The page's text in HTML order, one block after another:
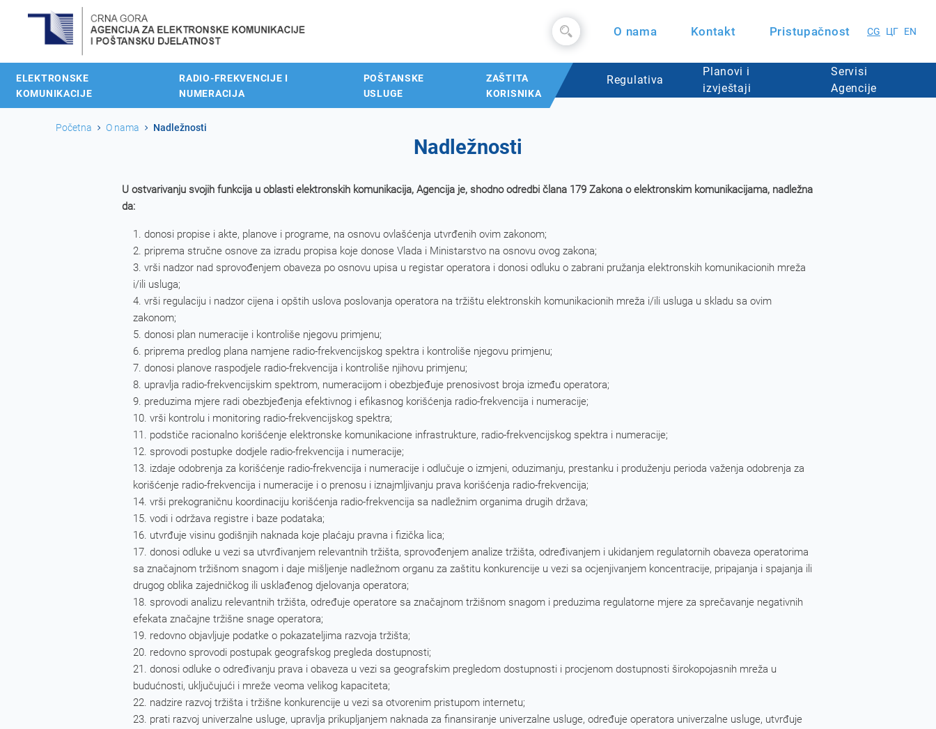
O nama Kontakt Pristupačnost CG ЦГ EN
ELEKTRONSKE
KOMUNIKACIJE
RADIO-FREKVENCIJE I
NUMERACIJA
POŠTANSKE
USLUGE
ZAŠTITA
KORISNIKA
Regulativa
Planovi i
izvještaji
Servisi
Agencije
Početna O nama Nadležnosti
Nadležnosti
U ostvarivanju svojih funkcija u oblasti elektronskih komunikacija, Agencija je, shodno odredbi člana 179 Zakona o elektronskim komunikacijama, nadležna
da:
donosi propise i akte, planove i programe, na osnovu ovlašćenja utvrđenih ovim zakonom;
priprema stručne osnove za izradu propisa koje donose Vlada i Ministarstvo na osnovu ovog zakona;
vrši nadzor nad sprovođenjem obaveza po osnovu upisa u registar operatora i donosi odluku o zabrani pružanja elektronskih komunikacionih mreža
i/ili usluga;
vrši regulaciju i nadzor cijena i opštih uslova poslovanja operatora na tržištu elektronskih komunikacionih mreža i/ili usluga u skladu sa ovim
zakonom;
donosi plan numeracije i kontroliše njegovu primjenu;
priprema predlog plana namjene radio-frekvencijskog spektra i kontroliše njegovu primjenu;
donosi planove raspodjele radio-frekvencija i kontroliše njihovu primjenu;
upravlja radio-frekvencijskim spektrom, numeracijom i obezbjeđuje prenosivost broja između operatora;
preduzima mjere radi obezbjeđenja efektivnog i efikasnog korišćenja radio-frekvencija i numeracije;
vrši kontrolu i monitoring radio-frekvencijskog spektra;
podstiče racionalno korišćenje elektronske komunikacione infrastrukture, radio-frekvencijskog spektra i numeracije;
sprovodi postupke dodjele radio-frekvencija i numeracije;
izdaje odobrenja za korišćenje radio-frekvencija i numeracije i odlučuje o izmjeni, oduzimanju, prestanku i produženju perioda važenja odobrenja za
korišćenje radio-frekvencija i numeracije i o prenosu i iznajmljivanju prava korišćenja radio-frekvencija;
vrši prekograničnu koordinaciju korišćenja radio-frekvencija sa nadležnim organima drugih država;
vodi i održava registre i baze podataka;
utvrđuje visinu godišnjih naknada koje plaćaju pravna i fizička lica;
donosi odluke u vezi sa utvrđivanjem relevantnih tržišta, sprovođenjem analize tržišta, određivanjem i ukidanjem regulatornih obaveza operatorima
sa značajnom tržišnom snagom i daje mišljenje nadležnom organu za zaštitu konkurencije u vezi sa ocjenjivanjem koncentracije, pripajanja i spajanja ili
drugog oblika zajedničkog ili usklađenog djelovanja operatora;
sprovodi analizu relevantnih tržišta, određuje operatore sa značajnom tržišnom snagom i preduzima regulatorne mjere za sprečavanje negativnih
efekata značajne tržišne snage operatora;
redovno objavljuje podatke o pokazateljima razvoja tržišta;
redovno sprovodi postupak geografskog pregleda dostupnosti;
donosi odluke o određivanju prava i obaveza u vezi sa geografskim pregledom dostupnosti i procjenom dostupnosti širokopojasnih mreža u
budućnosti, uključujući i mreže veoma velikog kapaciteta;
nadzire razvoj tržišta i tržišne konkurencije u vezi sa otvorenim pristupom internetu;
prati razvoj univerzalne usluge, upravlja prikupljanjem naknada za finansiranje univerzalne usluge, određuje operatora univerzalne usluge, utvrđuje